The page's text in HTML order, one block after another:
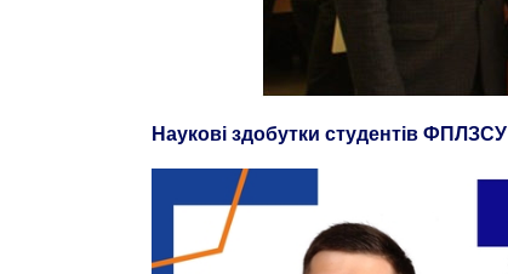
Наукові здобутки студентів ФПЛЗСУ